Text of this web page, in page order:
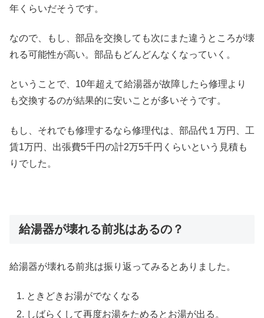
年くらいだそうです。
なので、もし、部品を交換しても次にまた違うところが壊
れる可能性が高い。部品もどんどんなくなっていく。
ということで、10年超えて給湯器が故障したら修理より
も交換するのが結果的に安いことが多いそうです。
もし、それでも修理するなら修理代は、部品代１万円、工
賃1万円、出張費5千円の計2万5千円くらいという見積も
りでした。
給湯器が壊れる前兆はあるの？
給湯器が壊れる前兆は振り返ってみるとありました。
ときどきお湯がでなくなる
しばらくして再度お湯をためるとお湯が出る。